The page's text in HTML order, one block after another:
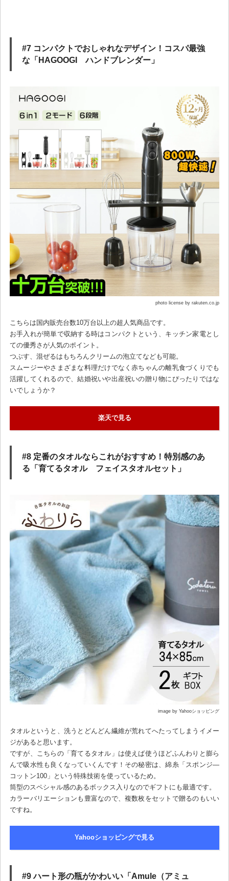
#7 コンパクトでおしゃれなデザイン！コスパ最強
な「HAGOOGI ハンドブレンダー」
photo license by rakuten.co.jp
こちらは国内販売台数10万台以上の超人気商品です。
お手入れが簡単で収納する時はコンパクトという、キッチン家電とし
ての優秀さが人気のポイント。
つぶす、混ぜるはもちろんクリームの泡立てなども可能。
スムージーやさまざまな料理だけでなく赤ちゃんの離乳食づくりでも
活躍してくれるので、結婚祝いや出産祝いの贈り物にぴったりではな
いでしょうか？
楽天で見る
#8 定番のタオルならこれがおすすめ！特別感のあ
る「育てるタオル フェイスタオルセット」
image by Yahooショッピング
タオルというと、洗うとどんどん繊維が荒れてへたってしまうイメー
ジがあると思います。
ですが、こちらの「育てるタオル」は使えば使うほどふんわりと膨ら
んで吸水性も良くなっていくんです！その秘密は、綿糸「スポンジ―
コットン100」という特殊技術を使っているため。
筒型のスペシャル感のあるボックス入りなのでギフトにも最適です。
カラーバリエーションも豊富なので、複数枚をセットで贈るのもいい
ですね。
Yahooショッピングで見る
#9 ハート形の瓶がかわいい「Amule（アミュ